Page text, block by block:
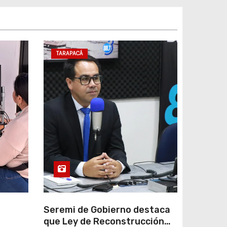
TARAPACÁ
Seremi de Gobierno destaca
que Ley de Reconstrucción